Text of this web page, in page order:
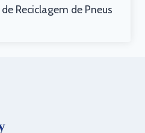
Reciclagem de Pneus